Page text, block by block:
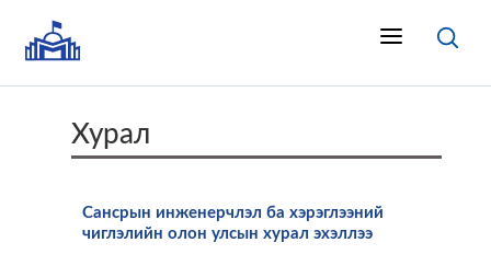
Хурал
Сансрын инженерчлэл ба хэрэглээний
чиглэлийн олон улсын хурал эхэллээ